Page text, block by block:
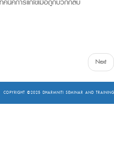
Next
COPYRIGHT ©2025 DHARMNITI SEMINAR AND